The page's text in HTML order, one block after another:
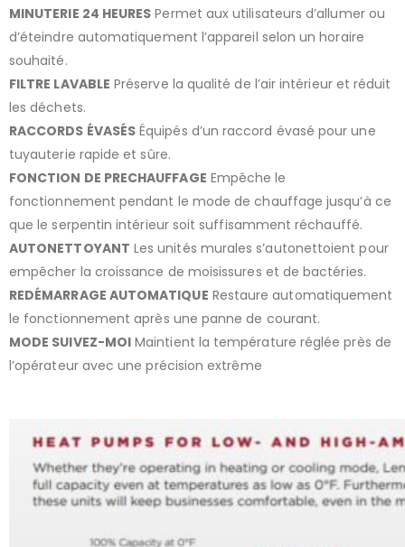
MINUTERIE 24 HEURES Permet aux utilisateurs d’allumer ou
d’éteindre automatiquement l’appareil selon un horaire
souhaité.
FILTRE LAVABLE Préserve la qualité de l’air intérieur et réduit
les déchets.
RACCORDS ÉVASÉS Équipés d’un raccord évasé pour une
tuyauterie rapide et sûre.
FONCTION DE PRECHAUFFAGE Empêche le
fonctionnement pendant le mode de chauffage jusqu’à ce
que le serpentin intérieur soit suffisamment réchauffé.
AUTONETTOYANT Les unités murales s’autonettoient pour
empêcher la croissance de moisissures et de bactéries.
REDÉMARRAGE AUTOMATIQUE Restaure automatiquement
le fonctionnement après une panne de courant.
MODE SUIVEZ-MOI Maintient la température réglée près de
l’opérateur avec une précision extrême